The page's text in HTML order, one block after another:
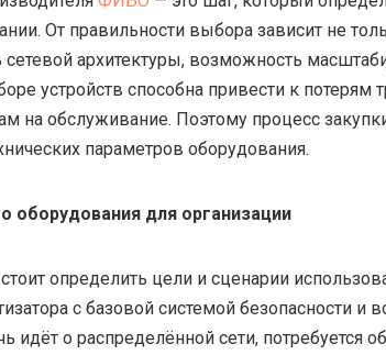
От правильности выбора зависит не
сетевой архитектуры, возможность
устройств способна привести к потерям
на обслуживание. Поэтому процесс
параметров оборудования.
оборудования для организации
определить цели и сценарии
с базовой системой безопасности и
идёт о распределённой сети, потребуется